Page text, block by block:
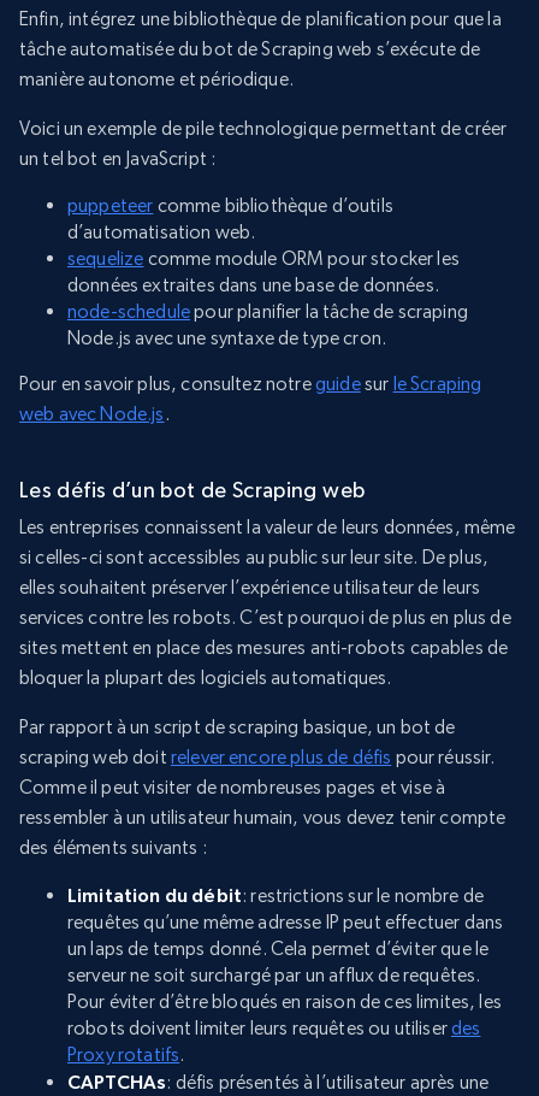
Enfin, intégrez une bibliothèque de planification pour que la
tâche automatisée du bot de Scraping web s’exécute de
manière autonome et périodique.
Voici un exemple de pile technologique permettant de créer
un tel bot en JavaScript :
puppeteer comme bibliothèque d’outils
d’automatisation web.
sequelize comme module ORM pour stocker les
données extraites dans une base de données.
node-schedulepour planifier la tâche de scraping
Node.js avec une syntaxe de type cron.
Pour en savoir plus, consultez notreguidesur le Scraping
web avec Node.js .
Les défis d’un bot de Scraping web
Les entreprises connaissent la valeur de leurs données, même
si celles-ci sont accessibles au public sur leur site. De plus,
elles souhaitent préserver l’expérience utilisateur de leurs
services contre les robots. C’est pourquoi de plus en plus de
sites mettent en place des mesures anti-robots capables de
bloquer la plupart des logiciels automatiques.
Par rapport à un script de scraping basique, un bot de
scraping web doit relever encore plus de défis pour réussir.
Comme il peut visiter de nombreuses pages et vise à
ressembler à un utilisateur humain, vous devez tenir compte
des éléments suivants :
Limitation du débit: restrictions sur le nombre de
requêtes qu’une même adresse IP peut effectuer dans
un laps de temps donné. Cela permet d’éviter que le
serveur ne soit surchargé par un afflux de requêtes.
Pour éviter d’être bloqués en raison de ces limites, les
robots doivent limiter leurs requêtes ou utiliserdes
Proxy rotatifs.
CAPTCHAs: défis présentés à l’utilisateur après une